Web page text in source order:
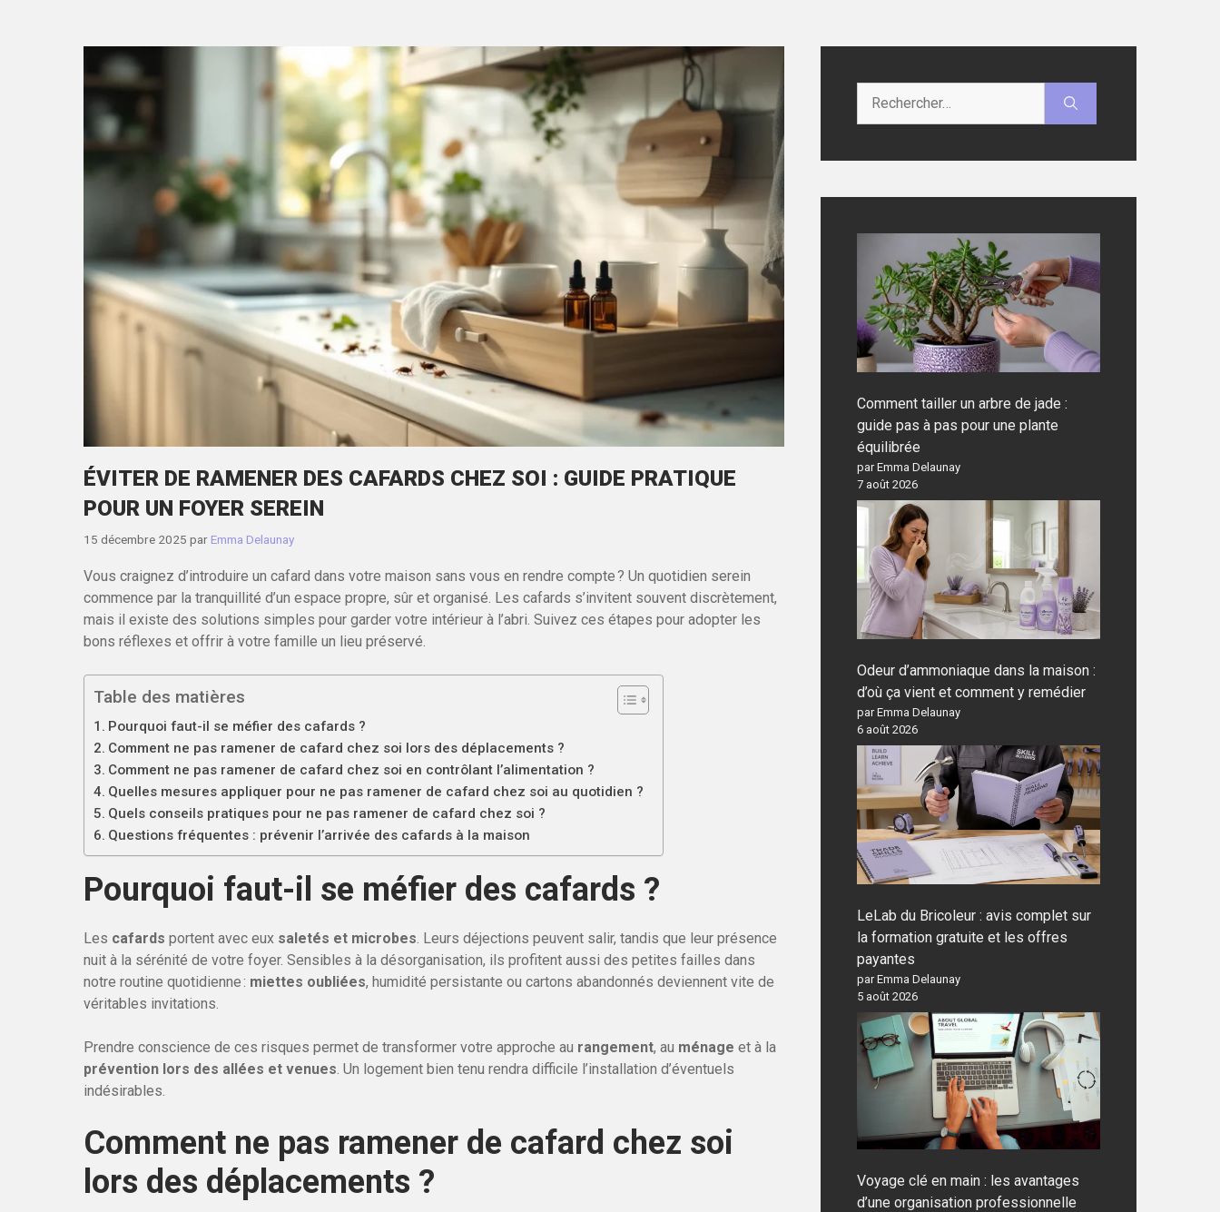
ÉVITER DE RAMENER DES CAFARDS CHEZ SOI : GUIDE PRATIQUE
POUR UN FOYER SEREIN
15 décembre 2025 par Emma Delaunay
Vous craignez d’introduire un cafard dans votre maison sans vous en rendre compte ? Un quotidien serein
commence par la tranquillité d’un espace propre, sûr et organisé. Les cafards s’invitent souvent discrètement,
mais il existe des solutions simples pour garder votre intérieur à l’abri. Suivez ces étapes pour adopter les
bons réflexes et offrir à votre famille un lieu préservé.
Table des matières
Pourquoi faut-il se méfier des cafards ?
Comment ne pas ramener de cafard chez soi lors des déplacements ?
Comment ne pas ramener de cafard chez soi en contrôlant l’alimentation ?
Quelles mesures appliquer pour ne pas ramener de cafard chez soi au quotidien ?
Quels conseils pratiques pour ne pas ramener de cafard chez soi ?
Questions fréquentes : prévenir l’arrivée des cafards à la maison
Pourquoi faut-il se méfier des cafards ?
Les cafards portent avec eux saletés et microbes. Leurs déjections peuvent salir, tandis que leur présence
nuit à la sérénité de votre foyer. Sensibles à la désorganisation, ils profitent aussi des petites failles dans
notre routine quotidienne : miettes oubliées, humidité persistante ou cartons abandonnés deviennent vite de
véritables invitations.
Prendre conscience de ces risques permet de transformer votre approche au rangement, au ménage et à la
prévention lors des allées et venues. Un logement bien tenu rendra difficile l’installation d’éventuels
indésirables.
Comment ne pas ramener de cafard chez soi
lors des déplacements ?
Comment tailler un arbre de jade :
guide pas à pas pour une plante
équilibrée
par Emma Delaunay
7 août 2026
Odeur d’ammoniaque dans la maison :
d’où ça vient et comment y remédier
par Emma Delaunay
6 août 2026
LeLab du Bricoleur : avis complet sur
la formation gratuite et les offres
payantes
par Emma Delaunay
5 août 2026
Voyage clé en main : les avantages
d’une organisation professionnelle